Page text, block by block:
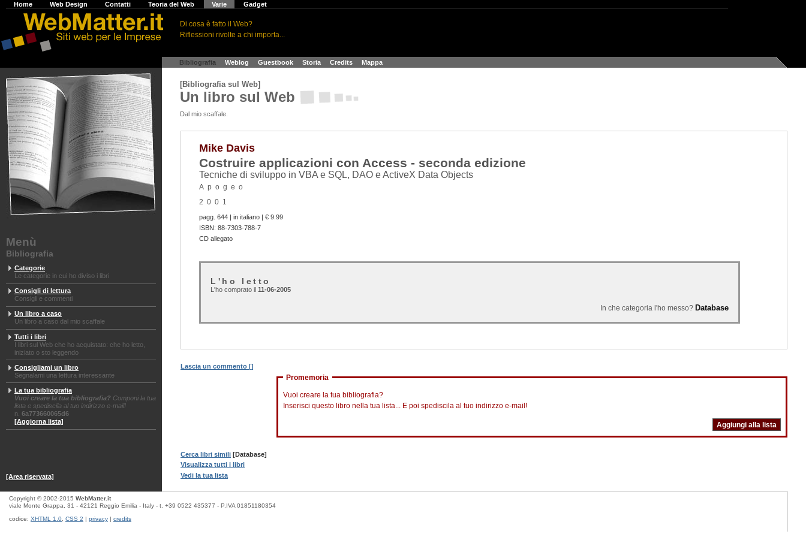
Home Web Design Contatti Teoria del Web Varie Gadget
Di cosa è fatto il Web?
Riflessioni rivolte a chi importa...
Bibliografia Weblog Guestbook Storia Credits Mappa
Menù
Bibliografia
Categorie
Le categorie in cui ho diviso i libri
Consigli di lettura
Consigli e commenti
Un libro a caso
Un libro a caso dal mio scaffale
Tutti i libri
I libri sul Web che ho acquistato: che ho letto,
iniziato o sto leggendo
Consigliami un libro
Segnalami una lettura interessante
La tua bibliografia
Vuoi creare la tua bibliografia? Componi la tua
lista e spediscila al tuo indirizzo e-mail!
n. 6a773660065d6
[Aggiorna lista]
[Area riservata]
[Bibliografia sul Web]
Un libro sul Web
Dal mio scaffale.
Mike Davis
Costruire applicazioni con Access - seconda edizione
Tecniche di sviluppo in VBA e SQL, DAO e ActiveX Data Objects
Apogeo
2001
pagg. 644 | in italiano | € 9.99
ISBN: 88-7303-788-7
CD allegato
L'ho letto
L'ho comprato il 11-06-2005
In che categoria l'ho messo? Database
Lascia un commento []
Promemoria
Vuoi creare la tua bibliografia?
Inserisci questo libro nella tua lista... E poi spediscila al tuo indirizzo e-mail!
Cerca libri simili [Database]
Visualizza tutti i libri
Vedi la tua lista
Copyright © 2002-2015 WebMatter.it
viale Monte Grappa, 31 - 42121 Reggio Emilia - Italy - t. +39 0522 435377 - P.IVA 01851180354
codice: XHTML 1.0, CSS 2 | privacy | credits